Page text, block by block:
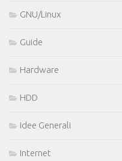
GNU/Linux
Guide
Hardware
HDD
Idee Generali
Internet